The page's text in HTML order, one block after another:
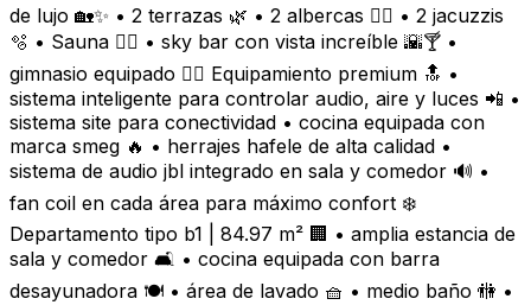
de lujo 🏡✨ • 2 terrazas 🌿 • 2 albercas 🏊‍♂️ • 2 jacuzzis
🫧 • Sauna 🧖‍♂️ • sky bar con vista increíble 🌇🍸 •
gimnasio equipado 🏋️‍♂️ Equipamiento premium 🔝 •
sistema inteligente para controlar audio, aire y luces 📲 •
sistema site para conectividad • cocina equipada con
marca smeg 🔥 • herrajes hafele de alta calidad •
sistema de audio jbl integrado en sala y comedor 🔊 •
fan coil en cada área para máximo confort ❄️
Departamento tipo b1 | 84.97 m² 🏢 • amplia estancia de
sala y comedor 🛋️ • cocina equipada con barra
desayunadora 🍽️ • área de lavado 🧺 • medio baño 🚻 •